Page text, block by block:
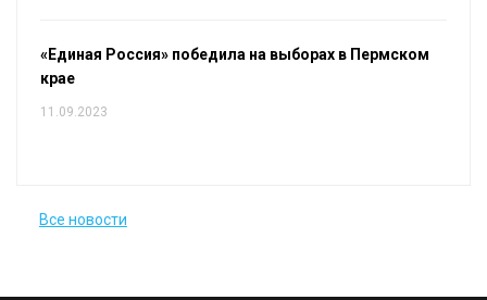
«Единая Россия» победила на выборах в Пермском
крае
11.09.2023
Все новости